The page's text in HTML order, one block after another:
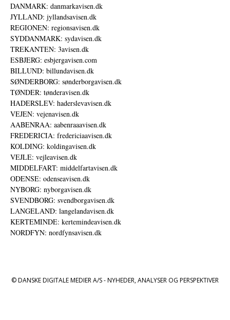
DANMARK: danmarkavisen.dk
JYLLAND: jyllandsavisen.dk
REGIONEN: regionsavisen.dk
SYDDANMARK: sydavisen.dk
TREKANTEN: 3avisen.dk
ESBJERG: esbjergavisen.com
BILLUND: billundavisen.dk
SØNDERBORG: sønderborgavisen.dk
TØNDER: tønderavisen.dk
HADERSLEV: haderslevavisen.dk
VEJEN: vejenavisen.dk
AABENRAA: aabenraaavisen.dk
FREDERICIA: fredericiaavisen.dk
KOLDING: koldingavisen.dk
VEJLE: vejleavisen.dk
MIDDELFART: middelfartavisen.dk
ODENSE: odenseavisen.dk
NYBORG: nyborgavisen.dk
SVENDBORG: svendborgavisen.dk
LANGELAND: langelandavisen.dk
KERTEMINDE: kertemindeavisen.dk
NORDFYN: nordfynsavisen.dk
© DANSKE DIGITALE MEDIER A/S - NYHEDER, ANALYSER OG PERSPEKTIVER